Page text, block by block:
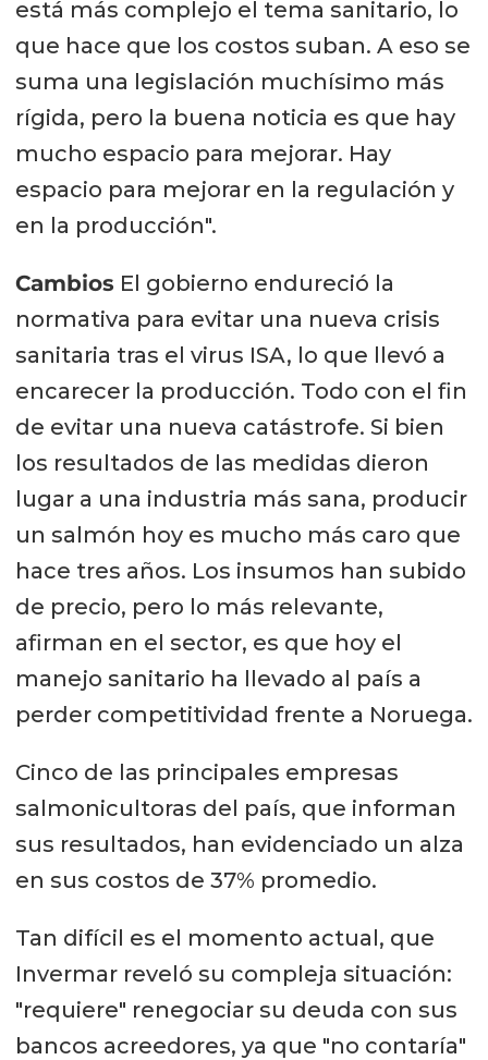
está más complejo el tema sanitario, lo
que hace que los costos suban. A eso se
suma una legislación muchísimo más
rígida, pero la buena noticia es que hay
mucho espacio para mejorar. Hay
espacio para mejorar en la regulación y
en la producción".
Cambios El gobierno endureció la
normativa para evitar una nueva crisis
sanitaria tras el virus ISA, lo que llevó a
encarecer la producción. Todo con el fin
de evitar una nueva catástrofe. Si bien
los resultados de las medidas dieron
lugar a una industria más sana, producir
un salmón hoy es mucho más caro que
hace tres años. Los insumos han subido
de precio, pero lo más relevante,
afirman en el sector, es que hoy el
manejo sanitario ha llevado al país a
perder competitividad frente a Noruega.
Cinco de las principales empresas
salmonicultoras del país, que informan
sus resultados, han evidenciado un alza
en sus costos de 37% promedio.
Tan difícil es el momento actual, que
Invermar reveló su compleja situación:
"requiere" renegociar su deuda con sus
bancos acreedores, ya que "no contaría"